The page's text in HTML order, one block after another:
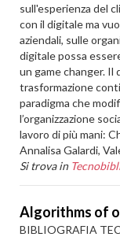
sull'esperienza del
con il digitale ma
aziendali, sulle
digitale possa
un game changer.
trasformazione
paradigma che
l’organizzazione
lavoro di più mani:
Annalisa Galardi,
Si trova in
Algorithms of
BIBLIOGRAFIA